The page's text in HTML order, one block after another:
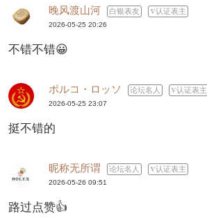
晚风渡山河 白银表友 认证表主
2026-05-25 20:26
不错不错😀
ポルコ・ロッソ 论坛名人 认证表主
2026-05-25 23:07
挺不错的
昵称无所谓 论坛名人 认证表主
2026-05-26 09:51
路过点赞👍